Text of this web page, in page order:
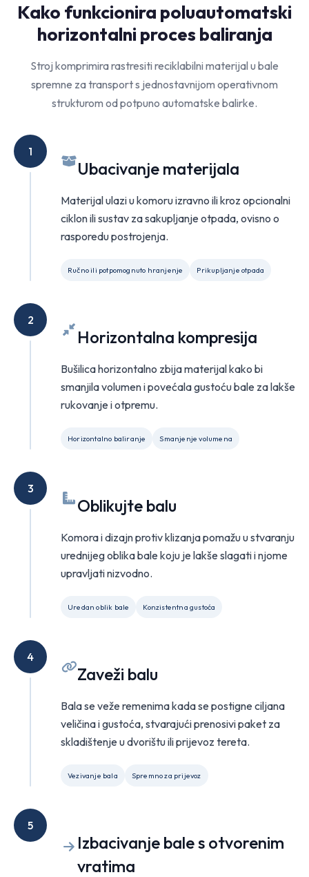
Kako funkcionira poluautomatski
horizontalni proces baliranja
Stroj komprimira rastresiti reciklabilni materijal u bale
spremne za transport s jednostavnijom operativnom
strukturom od potpuno automatske balirke.
1
Ubacivanje materijala
Materijal ulazi u komoru izravno ili kroz opcionalni
ciklon ili sustav za sakupljanje otpada, ovisno o
rasporedu postrojenja.
Ručno ili potpomognuto hranjenje Prikupljanje otpada
2
Horizontalna kompresija
Bušilica horizontalno zbija materijal kako bi
smanjila volumen i povećala gustoću bale za lakše
rukovanje i otpremu.
Horizontalno baliranje Smanjenje volumena
3
Oblikujte balu
Komora i dizajn protiv klizanja pomažu u stvaranju
urednijeg oblika bale koju je lakše slagati i njome
upravljati nizvodno.
Uredan oblik bale Konzistentna gustoća
4
Zaveži balu
Bala se veže remenima kada se postigne ciljana
veličina i gustoća, stvarajući prenosivi paket za
skladištenje u dvorištu ili prijevoz tereta.
Vezivanje bala Spremno za prijevoz
5
Izbacivanje bale s otvorenim
vratima